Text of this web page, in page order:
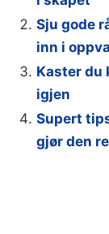
Sju gode
inn i
Kaster du
igjen
Supert
gjør den